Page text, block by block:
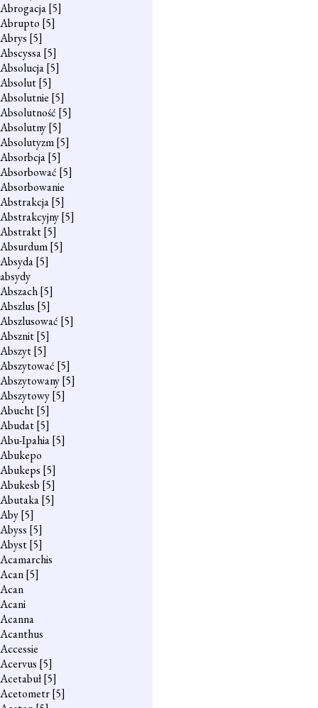
Abrogacja[5]
Abrupto [5]
Abrys [5]
Abscyssa[5]
Absolucja[5]
Absolut[5]
Absolutnie [5]
Absolutność [5]
Absolutny[5]
Absolutyzm[5]
Absorbcja[5]
Absorbować [5]
Absorbowanie
Abstrakcja[5]
Abstrakcyjny[5]
Abstrakt[5]
Absurdum[5]
Absyda[5]
absydy
Abszach[5]
Abszlus [5]
Abszlusować [5]
Absznit[5]
Abszyt[5]
Abszytować [5]
Abszytowany[5]
Abszytowy[5]
Abucht[5]
Abudat[5]
Abu-Ipahia[5]
Abukepo
Abukeps [5]
Abukesb [5]
Abutaka[5]
Aby[5]
Abyss [5]
Abyst[5]
Acamarchis
Acan[5]
Acan
Acani
Acanna
Acanthus
Accessie
Acervus [5]
Acetabuł[5]
Acetometr[5]